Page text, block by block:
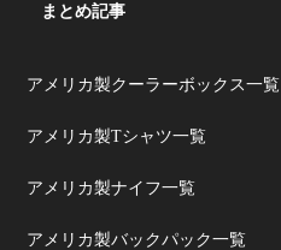
まとめ記事
アメリカ製クーラーボックス一覧
アメリカ製Tシャツ一覧
アメリカ製ナイフ一覧
アメリカ製バックパック一覧